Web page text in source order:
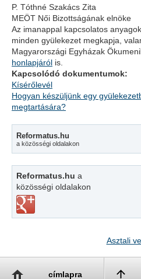
P. Tóthné Szakács Zita
MEÖT Női Bizottságának elnöke
Az imanappal kapcsolatos
minden gyülekezet megkapja,
Magyarországi Egyházak
honlapjáról is.
Kapcsolódó dokumentumok:
Kísérőlevél
Hogyan készüljünk egy
megtartására?
Reformatus.hu
a közösségi oldalakon
Reformatus.hu a
közösségi oldalakon
Asztali
címlapra